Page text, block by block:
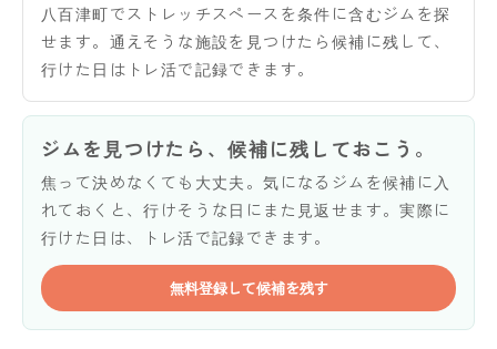
八百津町でストレッチスペースを条件に含むジムを探
せます。通えそうな施設を見つけたら候補に残して、
行けた日はトレ活で記録できます。
ジムを見つけたら、候補に残しておこう。
焦って決めなくても大丈夫。気になるジムを候補に入
れておくと、行けそうな日にまた見返せます。実際に
行けた日は、トレ活で記録できます。
無料登録して候補を残す